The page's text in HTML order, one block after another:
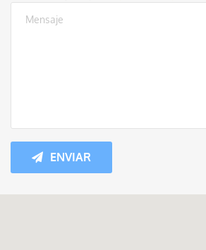
ENVIAR